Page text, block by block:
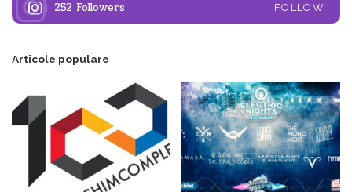
252 Followers FOLLOW
Articole populare